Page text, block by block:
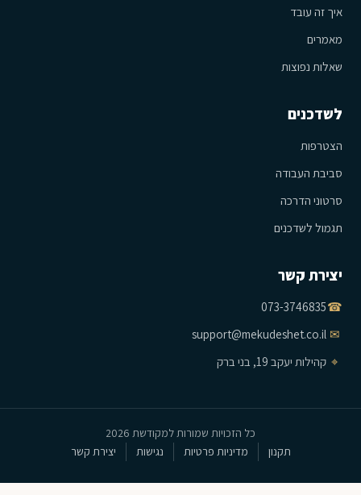
איך זה עובד
מאמרים
שאלות נפוצות
לשדכנים
הצטרפות
סביבת העבודה
סרטוני הדרכה
תגמול לשדכנים
יצירת קשר
☎
073-3746835
✉
support@mekudeshet.co.il
⌖ קהילות יעקב 19, בני ברק
כל הזכויות שמורות למקודשת 2026
תקנון
מדיניות פרטיות נגישות יצירת קשר